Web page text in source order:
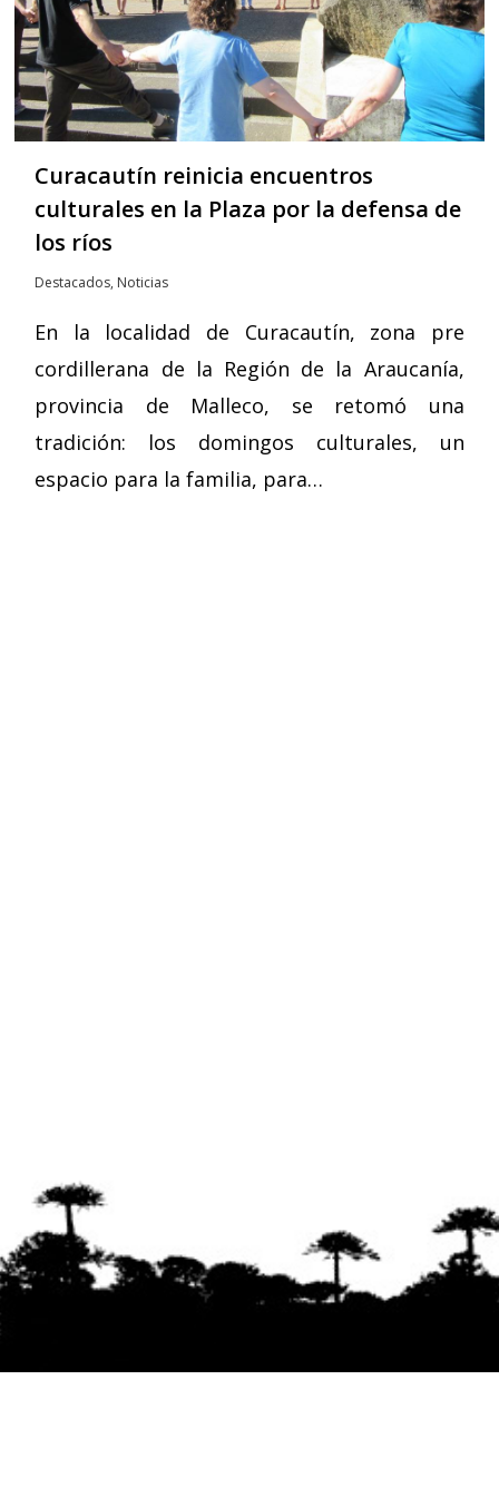
Curacautín reinicia encuentros
culturales en la Plaza por la defensa de
los ríos
Destacados, Noticias
En la localidad de Curacautín, zona pre
cordillerana de la Región de la Araucanía,
provincia de Malleco, se retomó una
tradición: los domingos culturales, un
espacio para la familia, para…